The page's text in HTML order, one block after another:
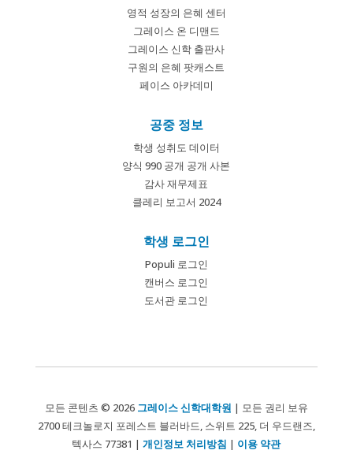
영적 성장의 은혜 센터
그레이스 온 디맨드
그레이스 신학 출판사
구원의 은혜 팟캐스트
페이스 아카데미
공중 정보
학생 성취도 데이터
양식 990 공개 공개 사본
감사 재무제표
클레리 보고서 2024
학생 로그인
Populi 로그인
캔버스 로그인
도서관 로그인
모든 콘텐츠 © 2026 그레이스 신학대학원 | 모든 권리 보유
2700 테크놀로지 포레스트 블러바드, 스위트 225, 더 우드랜즈,
텍사스 77381 |개인정보 처리방침 | 이용 약관